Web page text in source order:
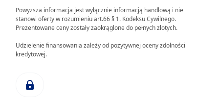
Powyższa informacja jest wyłącznie informacją handlową i nie
stanowi oferty w rozumieniu art.66 § 1. Kodeksu Cywilnego.
Prezentowane ceny zostały zaokrąglone do pełnych złotych.
Udzielenie finansowania zależy od pozytywnej oceny zdolności
kredytowej.